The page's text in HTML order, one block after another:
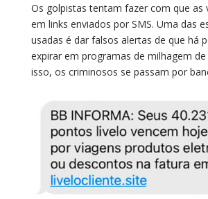
Os golpistas tentam fazer com que as
em links enviados por SMS. Uma das
usadas é dar falsos alertas de que há
expirar em programas de milhagem
isso, os criminosos se passam por